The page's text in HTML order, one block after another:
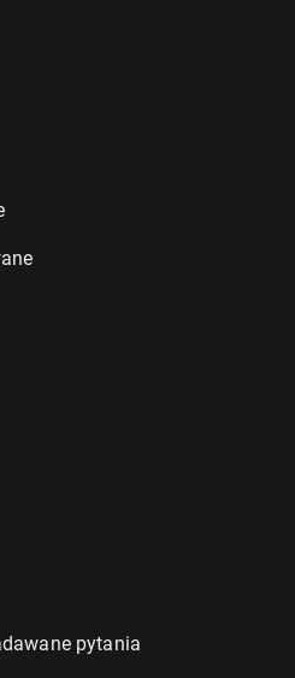
pytania